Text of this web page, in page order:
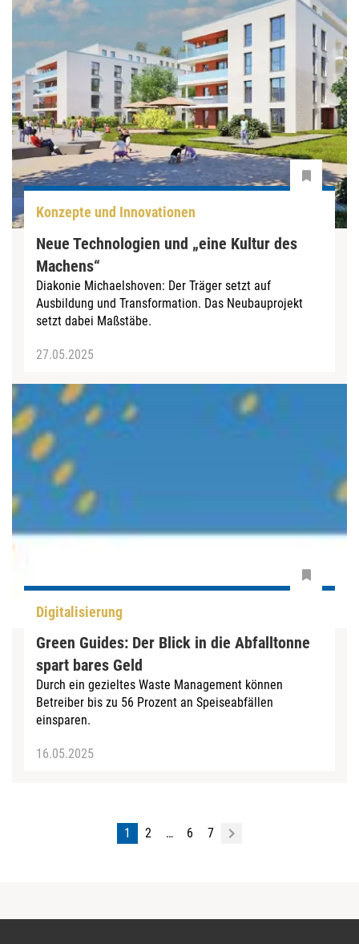
Konzepte und Innovationen
Neue Technologien und „eine Kultur des
Machens“
Diakonie Michaelshoven: Der Träger setzt auf
Ausbildung und Transformation. Das Neubauprojekt
setzt dabei Maßstäbe.
27.05.2025
Digitalisierung
Green Guides: Der Blick in die Abfalltonne
spart bares Geld
Durch ein gezieltes Waste Management können
Betreiber bis zu 56 Prozent an Speiseabfällen
einsparen.
16.05.2025
1 2 … 6 7